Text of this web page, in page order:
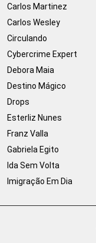
Carlos Martinez
Carlos Wesley
Circulando
Cybercrime Expert
Debora Maia
Destino Mágico
Drops
Esterliz Nunes
Franz Valla
Gabriela Egito
Ida Sem Volta
Imigração Em Dia